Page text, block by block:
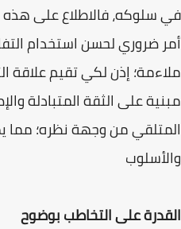
في سلوكه، فالاطلاع على هذه
أمر ضروري لحسن استخدام
ملاءمة؛ إذن لكي تقيم علاقة
مبنية على الثقة المتبادلة
المتلقي من وجهة نظره؛ مما
والأسلوب
القدرة على التخاطب بوضوح